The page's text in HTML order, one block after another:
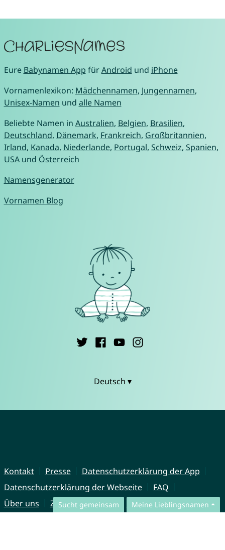
Sucht gemeinsam Meine Lieblingsnamen
Eure Babynamen App fürAndroid und iPhone
Vornamenlexikon: Mädchennamen, Jungennamen,
Unisex-Namen und alle Namen
Beliebte Namen in Australien, Belgien, Brasilien,
Deutschland, Dänemark, Frankreich, Großbritannien,
Irland, Kanada, Niederlande, Portugal, Schweiz, Spanien,
USAund Österreich
Namensgenerator
Vornamen Blog
Deutsch ▾
Kontakt Presse
Datenschutzerklärung der App
Datenschutzerklärung der Webseite
FAQ
Über uns
Zusammenarbeit Impressum